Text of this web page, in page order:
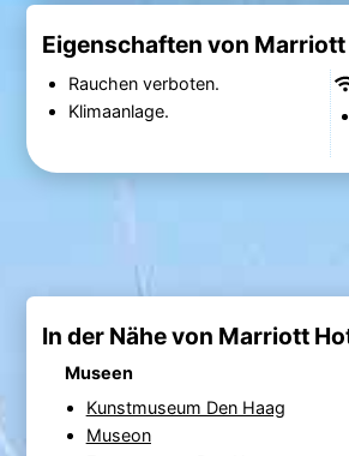
Eigenschaften von Marriott
Rauchen verboten.
Klimaanlage.
In der Nähe von Marriott
Museen
Kunstmuseum Den Haag
Museon